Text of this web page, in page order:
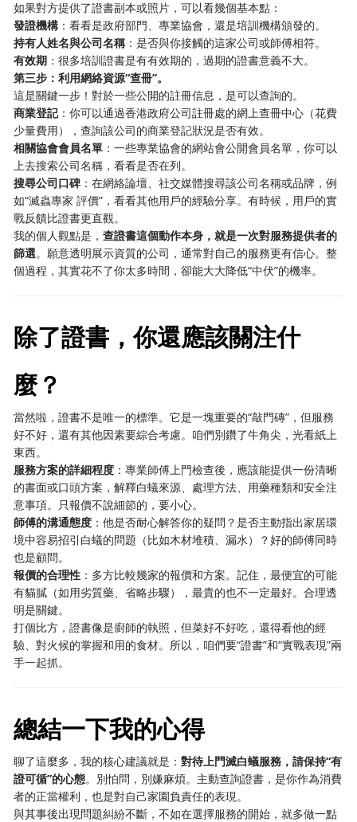
如果對方提供了證書副本或照片，可以看幾個基本點：
發證機構：看看是政府部門、專業協會，還是培訓機構頒發的。
持有人姓名與公司名稱：是否與你接觸的這家公司或師傅相符。
有效期 ：很多培訓證書是有有效期的，過期的證書意義不大。
第三步：利用網絡資源“查冊”。
這是關鍵一步！對於一些公開的註冊信息，是可以查詢的。
商業登記：你可以通過香港政府公司註冊處的網上查冊中心（花費
少量費用），查詢該公司的商業登記狀況是否有效。
相關協會會員名單 ：一些專業協會的網站會公開會員名單，你可以
上去搜索公司名稱，看看是否在列。
搜尋公司口碑 ：在網絡論壇、社交媒體搜尋該公司名稱或品牌，例
如“滅蟲專家 評價”，看看其他用戶的經驗分享。有時候，用戶的實
戰反饋比證書更直觀。
我的個人觀點是，查證書這個動作本身，就是一次對服務提供者的
篩選。願意透明展示資質的公司，通常對自己的服務更有信心。整
個過程，其實花不了你太多時間，卻能大大降低“中伏”的機率。
除了證書，你還應該關注什
麼？
當然啦，證書不是唯一的標準。它是一塊重要的“敲門磚”，但服務
好不好，還有其他因素要綜合考慮。咱們別鑽了牛角尖，光看紙上
東西。
服務方案的詳細程度 ：專業師傅上門檢查後，應該能提供一份清晰
的書面或口頭方案，解釋白蟻來源、處理方法、用藥種類和安全注
意事項。只報價不說細節的，要小心。
師傅的溝通態度 ：他是否耐心解答你的疑問？是否主動指出家居環
境中容易招引白蟻的問題（比如木材堆積、漏水）？好的師傅同時
也是顧問。
報價的合理性 ：多方比較幾家的報價和方案。記住，最便宜的可能
有貓膩（如用劣質藥、省略步驟），最貴的也不一定最好。合理透
明是關鍵。
打個比方，證書像是廚師的執照，但菜好不好吃，還得看他的經
驗、對火候的掌握和用的食材。所以，咱們要“證書”和“實戰表現”兩
手一起抓。
總結一下我的心得
聊了這麼多，我的核心建議就是：對待上門滅白蟻服務，請保持“有
證可循”的心態。別怕問，別嫌麻煩。主動查詢證書，是你作為消費
者的正當權利，也是對自己家園負責任的表現。
與其事後出現問題糾紛不斷，不如在選擇服務的開始，就多做一點